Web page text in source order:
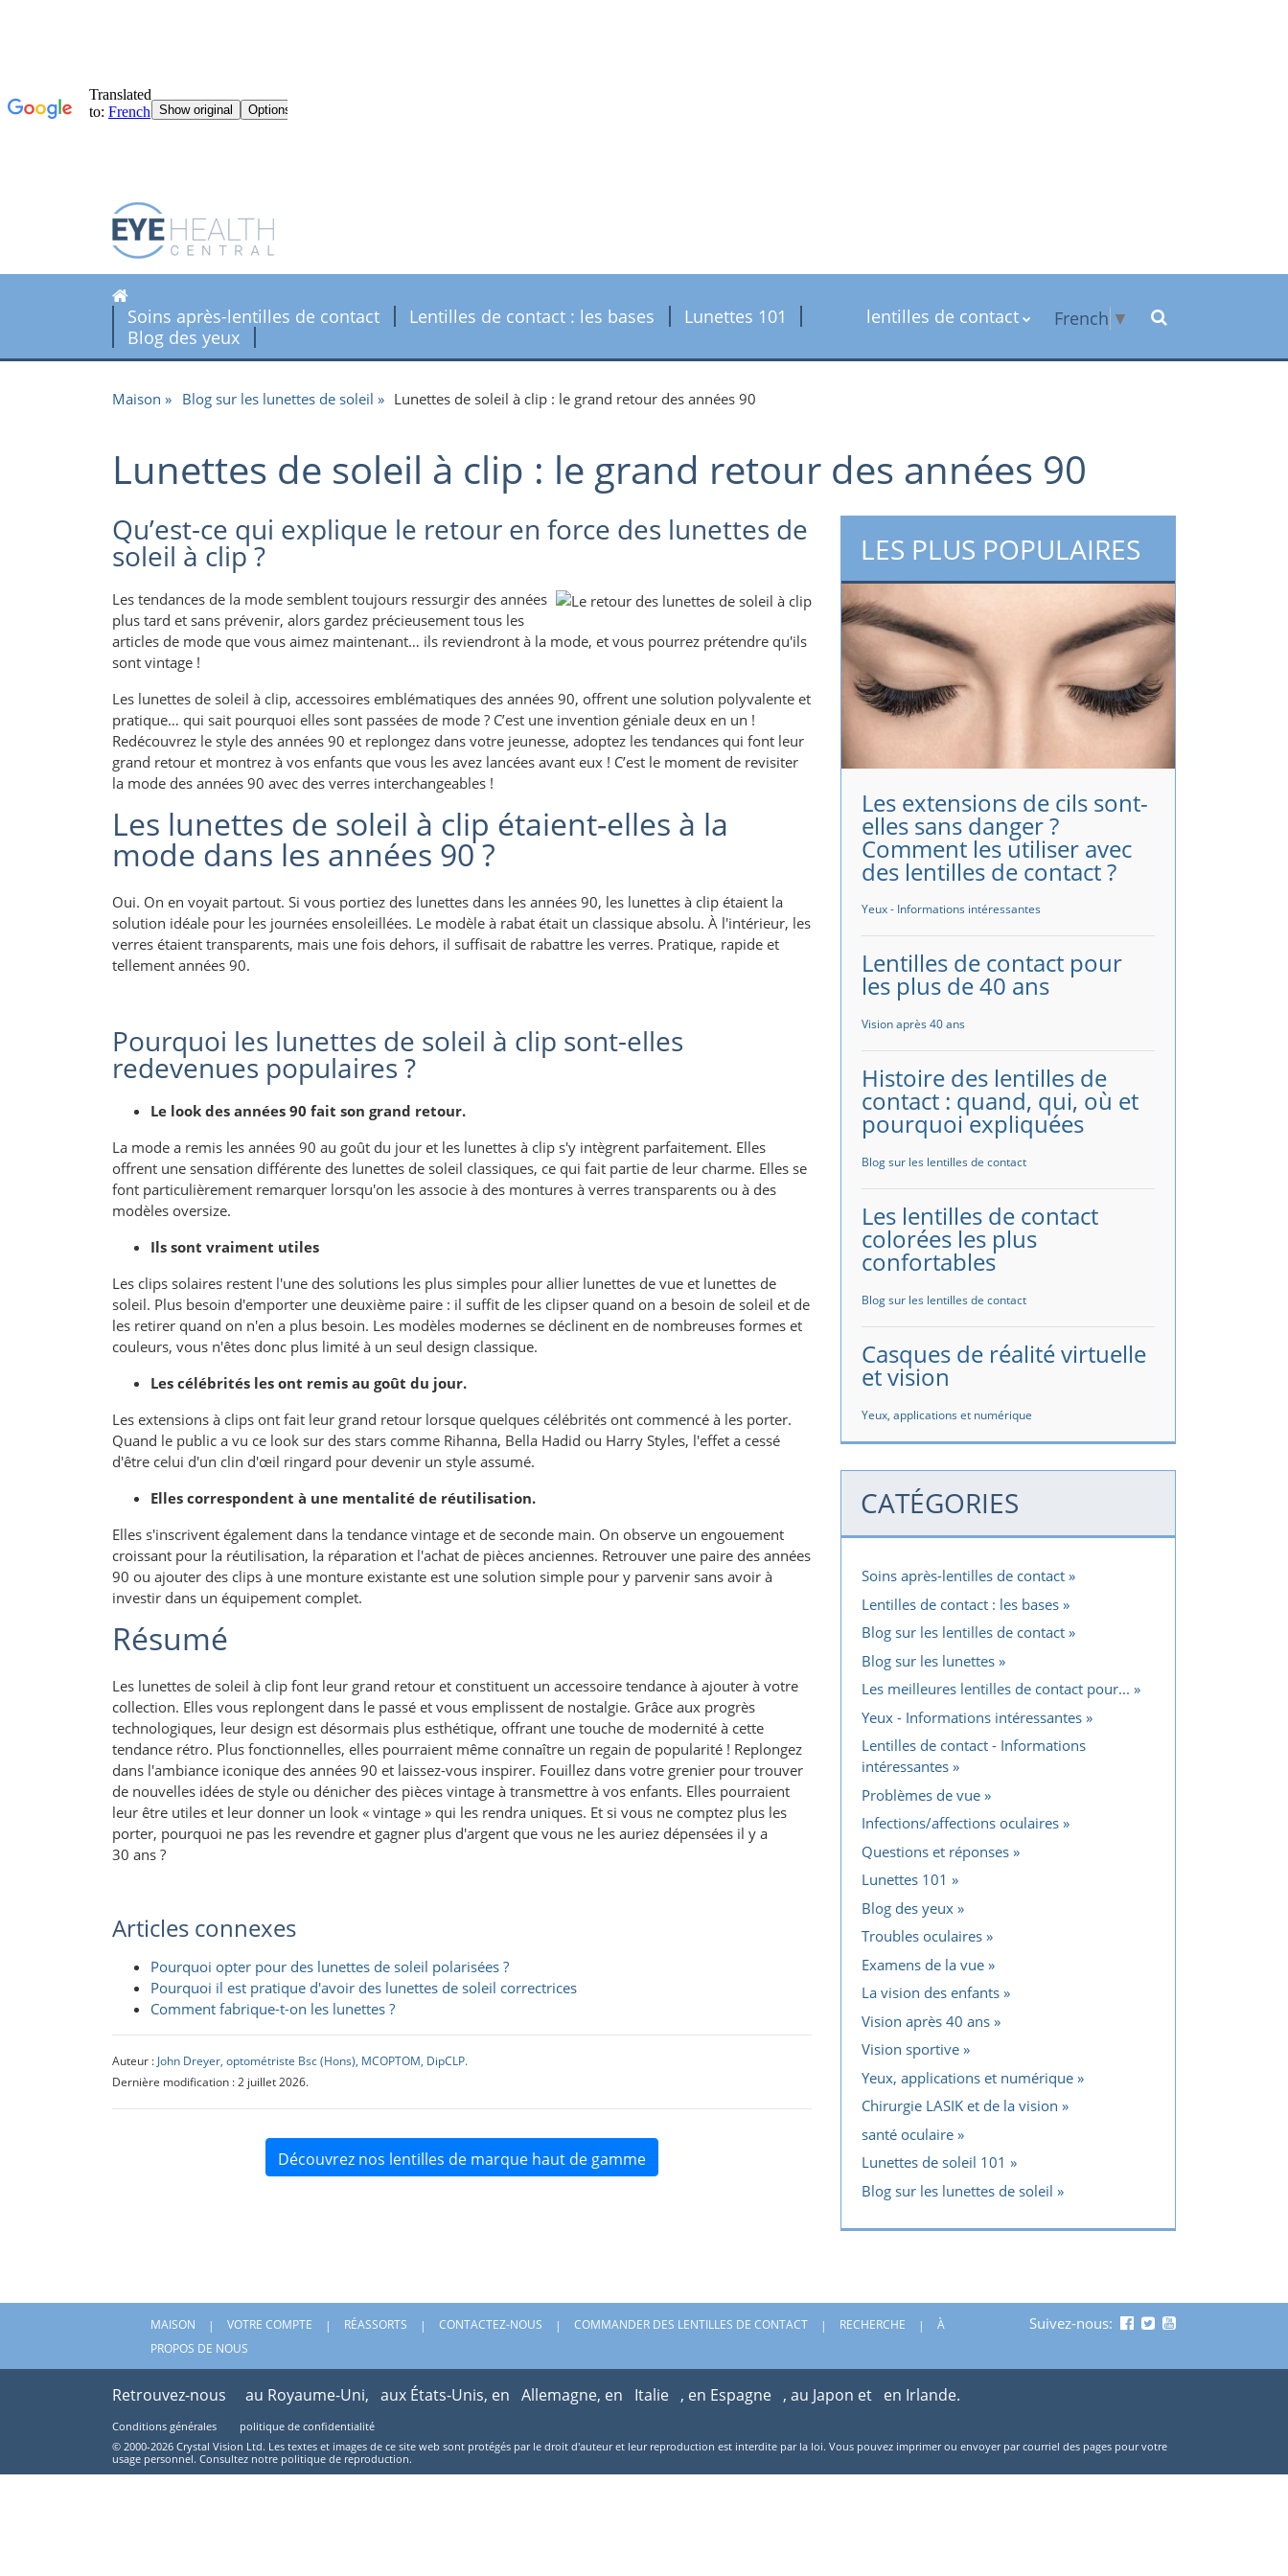
Soins après-lentilles de contact Lentilles de contact : les bases
Lunettes 101
Blog des yeux
lentilles de contact French ▼
Maison Blog sur les lunettes de soleil Lunettes de soleil à clip : le grand retour des années 90
Lunettes de soleil à clip : le grand retour des années 90
Qu’est-ce qui explique le retour en force des lunettes de
soleil à clip ?
Les tendances de la mode semblent toujours ressurgir des années
plus tard et sans prévenir, alors gardez précieusement tous les
articles de mode que vous aimez maintenant… ils reviendront à la mode, et vous pourrez prétendre qu'ils
sont vintage !
Les lunettes de soleil à clip, accessoires emblématiques des années 90, offrent une solution polyvalente et
pratique… qui sait pourquoi elles sont passées de mode ? C’est une invention géniale deux en un !
Redécouvrez le style des années 90 et replongez dans votre jeunesse, adoptez les tendances qui font leur
grand retour et montrez à vos enfants que vous les avez lancées avant eux ! C’est le moment de revisiter
la mode des années 90 avec des verres interchangeables !
Les lunettes de soleil à clip étaient-elles à la
mode dans les années 90 ?
Oui. On en voyait partout. Si vous portiez des lunettes dans les années 90, les lunettes à clip étaient la
solution idéale pour les journées ensoleillées. Le modèle à rabat était un classique absolu. À l'intérieur, les
verres étaient transparents, mais une fois dehors, il suffisait de rabattre les verres. Pratique, rapide et
tellement années 90.
Pourquoi les lunettes de soleil à clip sont-elles
redevenues populaires ?
Le look des années 90 fait son grand retour.
La mode a remis les années 90 au goût du jour et les lunettes à clip s'y intègrent parfaitement. Elles
offrent une sensation différente des lunettes de soleil classiques, ce qui fait partie de leur charme. Elles se
font particulièrement remarquer lorsqu'on les associe à des montures à verres transparents ou à des
modèles oversize.
Ils sont vraiment utiles
Les clips solaires restent l'une des solutions les plus simples pour allier lunettes de vue et lunettes de
soleil. Plus besoin d'emporter une deuxième paire : il suffit de les clipser quand on a besoin de soleil et de
les retirer quand on n'en a plus besoin. Les modèles modernes se déclinent en de nombreuses formes et
couleurs, vous n'êtes donc plus limité à un seul design classique.
Les célébrités les ont remis au goût du jour.
Les extensions à clips ont fait leur grand retour lorsque quelques célébrités ont commencé à les porter.
Quand le public a vu ce look sur des stars comme Rihanna, Bella Hadid ou Harry Styles, l'effet a cessé
d'être celui d'un clin d'œil ringard pour devenir un style assumé.
Elles correspondent à une mentalité de réutilisation.
Elles s'inscrivent également dans la tendance vintage et de seconde main. On observe un engouement
croissant pour la réutilisation, la réparation et l'achat de pièces anciennes. Retrouver une paire des années
90 ou ajouter des clips à une monture existante est une solution simple pour y parvenir sans avoir à
investir dans un équipement complet.
Résumé
Les lunettes de soleil à clip font leur grand retour et constituent un accessoire tendance à ajouter à votre
collection. Elles vous replongent dans le passé et vous emplissent de nostalgie. Grâce aux progrès
technologiques, leur design est désormais plus esthétique, offrant une touche de modernité à cette
tendance rétro. Plus fonctionnelles, elles pourraient même connaître un regain de popularité ! Replongez
dans l'ambiance iconique des années 90 et laissez-vous inspirer. Fouillez dans votre grenier pour trouver
de nouvelles idées de style ou dénicher des pièces vintage à transmettre à vos enfants. Elles pourraient
leur être utiles et leur donner un look « vintage » qui les rendra uniques. Et si vous ne comptez plus les
porter, pourquoi ne pas les revendre et gagner plus d'argent que vous ne les auriez dépensées il y a
30 ans ?
Articles connexes
Pourquoi opter pour des lunettes de soleil polarisées ?
Pourquoi il est pratique d'avoir des lunettes de soleil correctrices
Comment fabrique-t-on les lunettes ?
Auteur : John Dreyer, optométriste Bsc (Hons), MCOPTOM, DipCLP.
Dernière modification : 2 juillet 2026.
Découvrez nos lentilles de marque haut de gamme
LES PLUS POPULAIRES
Les extensions de cils sont-
elles sans danger ?
Comment les utiliser avec
des lentilles de contact ?
Yeux - Informations intéressantes
Lentilles de contact pour
les plus de 40 ans
Vision après 40 ans
Histoire des lentilles de
contact : quand, qui, où et
pourquoi expliquées
Blog sur les lentilles de contact
Les lentilles de contact
colorées les plus
confortables
Blog sur les lentilles de contact
Casques de réalité virtuelle
et vision
Yeux, applications et numérique
CATÉGORIES
Soins après-lentilles de contact
Lentilles de contact : les bases
Blog sur les lentilles de contact
Blog sur les lunettes
Les meilleures lentilles de contact pour...
Yeux - Informations intéressantes
Lentilles de contact - Informations
intéressantes
Problèmes de vue
Infections/affections oculaires
Questions et réponses
Lunettes 101
Blog des yeux
Troubles oculaires
Examens de la vue
La vision des enfants
Vision après 40 ans
Vision sportive
Yeux, applications et numérique
Chirurgie LASIK et de la vision
santé oculaire
Lunettes de soleil 101
Blog sur les lunettes de soleil
MAISON VOTRE COMPTE RÉASSORTS CONTACTEZ-NOUS COMMANDER DES LENTILLES DE CONTACT RECHERCHE
À
PROPOS DE NOUS
Suivez-nous:
Retrouvez-nous au Royaume-Uni, aux États-Unis, en Allemagne, en Italie , en Espagne , au Japon et en Irlande.
Conditions générales
politique de confidentialité
© 2000-2026 Crystal Vision Ltd. Les textes et images de ce site web sont protégés par le droit d'auteur et leur reproduction est interdite par la loi. Vous pouvez imprimer ou envoyer par courriel des pages pour votre
usage personnel. Consultez notre politique de reproduction.